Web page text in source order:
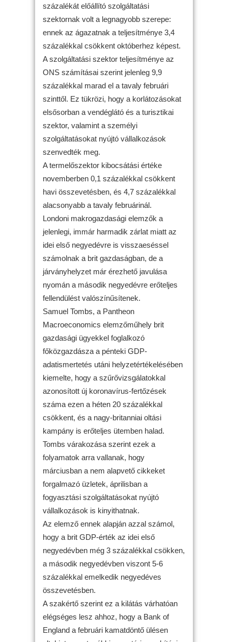
százalékát előállító szolgáltatási
szektornak volt a legnagyobb szerepe:
ennek az ágazatnak a teljesítménye 3,4
százalékkal csökkent októberhez képest.
A szolgáltatási szektor teljesítménye az
ONS számításai szerint jelenleg 9,9
százalékkal marad el a tavaly februári
szinttől. Ez tükrözi, hogy a korlátozásokat
elsősorban a vendéglátó és a turisztikai
szektor, valamint a személyi
szolgáltatásokat nyújtó vállalkozások
szenvedték meg.
A termelőszektor kibocsátási értéke
novemberben 0,1 százalékkal csökkent
havi összevetésben, és 4,7 százalékkal
alacsonyabb a tavaly februárinál.
Londoni makrogazdasági elemzők a
jelenlegi, immár harmadik zárlat miatt az
idei első negyedévre is visszaeséssel
számolnak a brit gazdaságban, de a
járványhelyzet már érezhető javulása
nyomán a második negyedévre erőteljes
fellendülést valószínűsítenek.
Samuel Tombs, a Pantheon
Macroeconomics elemzőműhely brit
gazdasági ügyekkel foglalkozó
főközgazdásza a pénteki GDP-
adatismertetés utáni helyzetértékelésében
kiemelte, hogy a szűrővizsgálatokkal
azonosított új koronavírus-fertőzések
száma ezen a héten 20 százalékkal
csökkent, és a nagy-britanniai oltási
kampány is erőteljes ütemben halad.
Tombs várakozása szerint ezek a
folyamatok arra vallanak, hogy
márciusban a nem alapvető cikkeket
forgalmazó üzletek, áprilisban a
fogyasztási szolgáltatásokat nyújtó
vállalkozások is kinyithatnak.
Az elemző ennek alapján azzal számol,
hogy a brit GDP-érték az idei első
negyedévben még 3 százalékkal csökken,
a második negyedévben viszont 5-6
százalékkal emelkedik negyedéves
összevetésben.
A szakértő szerint ez a kilátás várhatóan
elégséges lesz ahhoz, hogy a Bank of
England a februári kamatdöntő ülésen